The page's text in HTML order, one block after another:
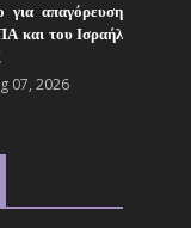
για απαγόρευση
και του Ισραήλ
07, 2026